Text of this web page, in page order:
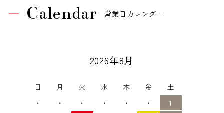
Calendar 営業日カレンダー
2026年8月
日 月 火 水 木 金
土
・
・ ・ ・ ・ ・
1